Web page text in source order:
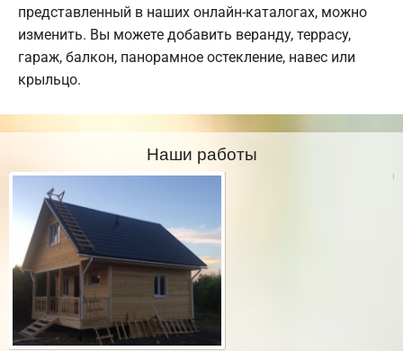
представленный в наших онлайн-каталогах, можно
изменить. Вы можете добавить веранду, террасу,
гараж, балкон, панорамное остекление, навес или
крыльцо.
Наши работы